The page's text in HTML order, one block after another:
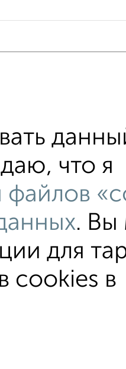
в панельном доме
до 40 м² В
что я
файлов
. Вы
для
cookies в